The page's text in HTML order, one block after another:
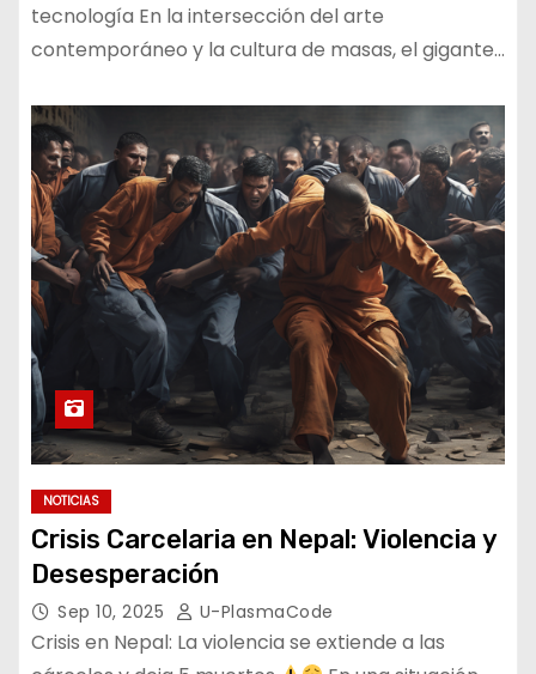
tecnología En la intersección del arte
contemporáneo y la cultura de masas, el gigante…
NOTICIAS
Crisis Carcelaria en Nepal: Violencia y
Desesperación
Sep 10, 2025 U-PlasmaCode
Crisis en Nepal: La violencia se extiende a las